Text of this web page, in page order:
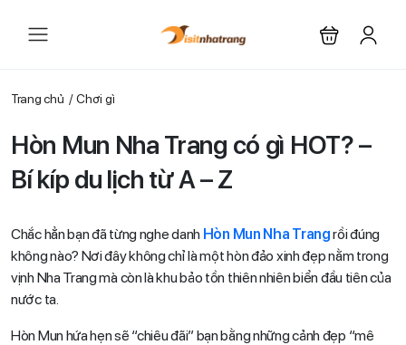
Trang chủ Chơi gì
Hòn Mun Nha Trang có gì HOT? –
Bí kíp du lịch từ A – Z
Chắc hẳn bạn đã từng nghe danh Hòn Mun Nha Trangrồi đúng
không nào? Nơi đây không chỉ là một hòn đảo xinh đẹp nằm trong
vịnh Nha Trang mà còn là khu bảo tồn thiên nhiên biển đầu tiên của
nước ta.
Hòn Mun hứa hẹn sẽ “chiêu đãi” bạn bằng những cảnh đẹp “mê